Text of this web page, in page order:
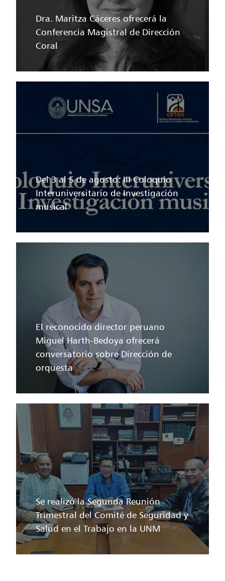
Dra. Maritza Cáceres ofrecerá la
Conferencia Magistral de Dirección
Coral
Del 3 al 5 de agosto: III Coloquio
Interuniversitario de Investigación
musical
El reconocido director peruano
Miguel Harth-Bedoya ofrecerá
conversatorio sobre Dirección de
orquesta
Se realizó la Segunda Reunión
Trimestral del Comité de Seguridad y
Salud en el Trabajo en la UNM